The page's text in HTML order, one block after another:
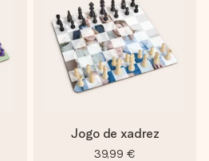
Jogo de xadrez
39,99 €